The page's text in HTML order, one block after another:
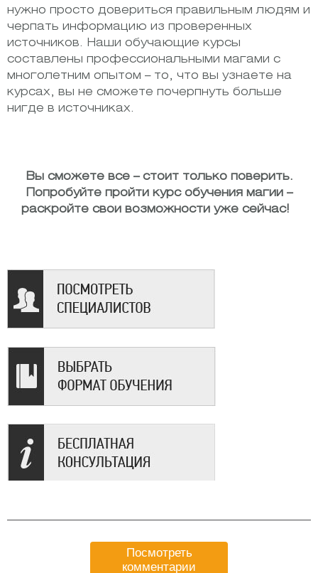
нужно просто довериться правильным людям и
черпать информацию из проверенных
источников. Наши обучающие курсы
составлены профессиональными магами с
многолетним опытом – то, что вы узнаете на
курсах, вы не сможете почерпнуть больше
нигде в источниках.
Вы сможете все – стоит только поверить.
Попробуйте пройти курс обучения магии –
раскройте свои возможности уже сейчас!
Посмотреть
комментарии